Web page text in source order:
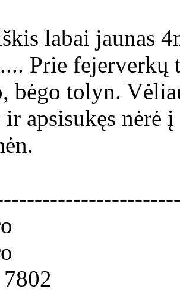
labai jaunas
Prie fejerverkų
bėgo tolyn.
apsisukęs nėrė